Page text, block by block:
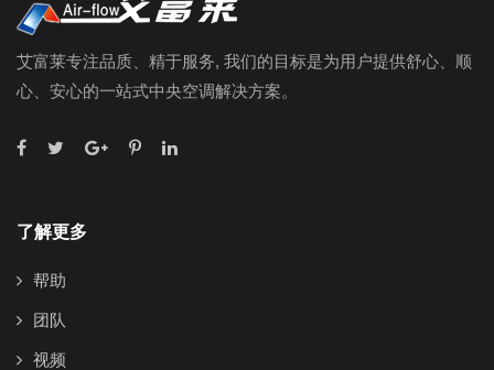
艾富莱专注品质、精于服务, 我们的目标是为用户提供舒心、顺
心、安心的一站式中央空调解决方案。
了解更多
帮助
团队
视频